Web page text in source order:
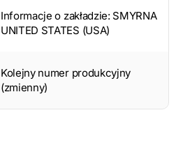
Informacje o zakładzie: SMYRNA
UNITED STATES (USA)
Kolejny numer produkcyjny
(zmienny)